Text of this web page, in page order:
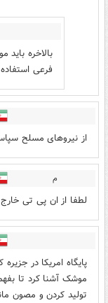
بالاخره
فرعی
از نیروهای مسلح
م
لطفا از ان پی تی
پایگاه امریکا در
موشک آشنا کرد تا
تولید کردن و مصون